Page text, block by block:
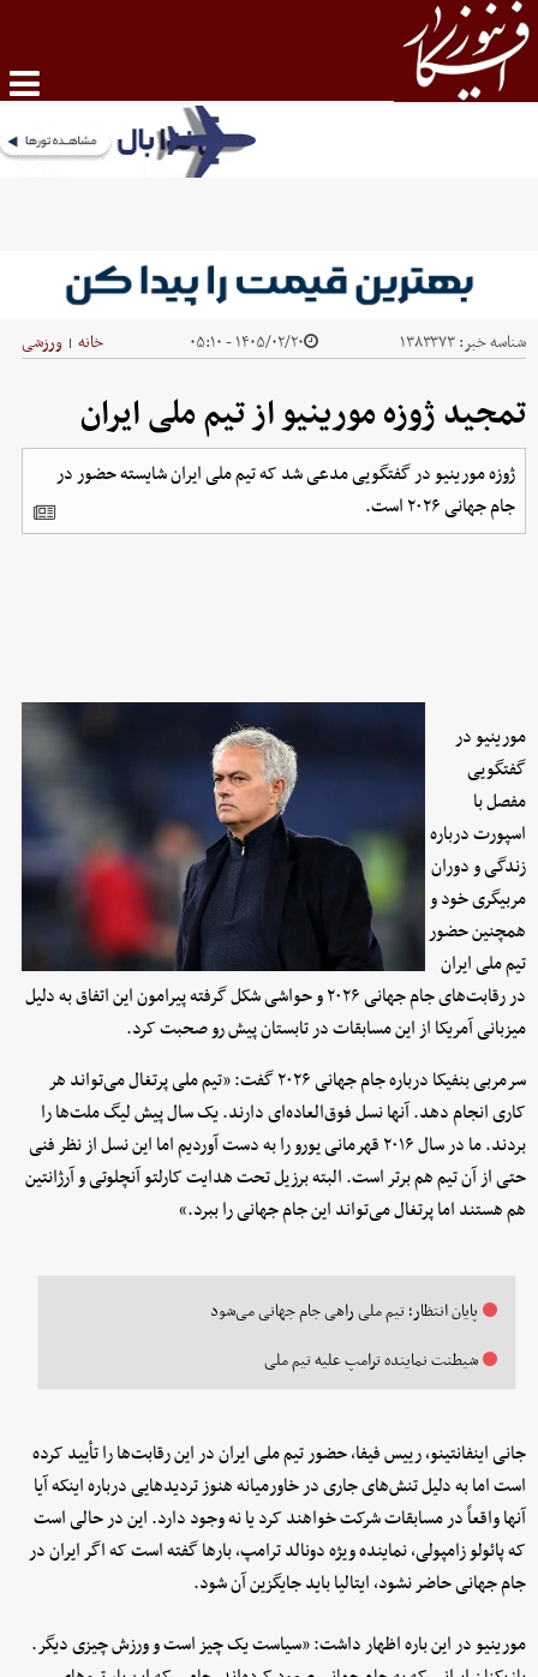
شناسه خبر:۱۳۸۳۳۷۳ ۱۴۰۵/۰۲/۲۰ - ۰۵:۱۰ خانه | ورزشی
تمجید ژوزه مورینیو از تیم ملی ایران
ژوزه مورینیو در گفتگویی مدعی شد که تیم ملی ایران شایسته حضور در
جام جهانی ۲۰۲۶ است.
مورینیو در
گفتگویی
مفصل با
اسپورت درباره
زندگی و دوران
مربیگری خود و
همچنین حضور
تیم ملی ایران
در رقابت‌های جام جهانی ۲۰۲۶ و حواشی شکل گرفته پیرامون این اتفاق به دلیل
میزبانی آمریکا از این مسابقات در تابستان پیش رو صحبت کرد.
سرمربی بنفیکا درباره جام جهانی ۲۰۲۶ گفت: «تیم ملی پرتغال می‌تواند هر
کاری انجام دهد. آنها نسل فوق‌العاده‌ای دارند. یک سال پیش لیگ ملت‌ها را
بردند. ما در سال ۲۰۱۶ قهرمانی یورو را به دست آوردیم اما این نسل از نظر فنی
حتی از آن تیم هم برتر است. البته برزیل تحت هدایت کارلتو آنچلوتی و آرژانتین
هم هستند اما پرتغال می‌تواند این جام جهانی را ببرد.»
پایان انتظار؛ تیم ملی راهی جام جهانی می‌شود
شیطنت نماینده ترامپ علیه تیم ملی
جانی اینفانتینو، رییس فیفا، حضور تیم ملی ایران در این رقابت‌ها را تأیید کرده
است اما به دلیل تنش‌های جاری در خاورمیانه هنوز تردیدهایی درباره اینکه آیا
آنها واقعاً در مسابقات شرکت خواهند کرد یا نه وجود دارد. این در حالی است
که پائولو زامپولی، نماینده ویژه دونالد ترامپ، بارها گفته است که اگر ایران در
جام جهانی حاضر نشود، ایتالیا باید جایگزین آن شود.
مورینیو در این باره اظهار داشت: «سیاست یک چیز است و ورزش چیزی دیگر.